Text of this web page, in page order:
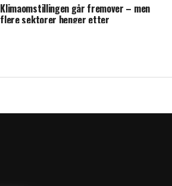
Klimaomstillingen går fremover – men
flere sektorer henger etter